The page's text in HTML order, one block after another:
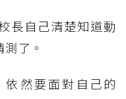
長自己清楚知道動
了。
然要面對自己的